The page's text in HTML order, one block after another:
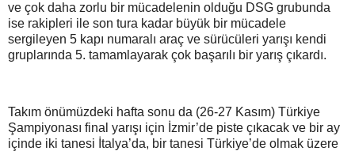
ve çok daha zorlu bir mücadelenin olduğu DSG grubunda
ise rakipleri ile son tura kadar büyük bir mücadele
sergileyen 5 kapı numaralı araç ve sürücüleri yarışı kendi
gruplarında 5. tamamlayarak çok başarılı bir yarış çıkardı.
Takım önümüzdeki hafta sonu da (26-27 Kasım) Türkiye
Şampiyonası final yarışı için İzmir’de piste çıkacak ve bir ay
içinde iki tanesi İtalya’da, bir tanesi Türkiye’de olmak üzere